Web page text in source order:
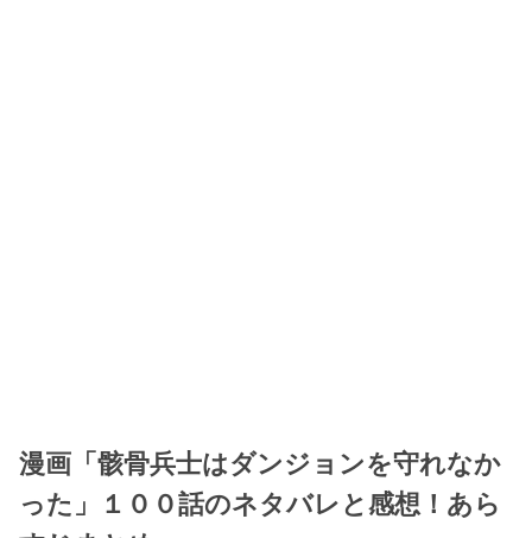
漫画「骸骨兵士はダンジョンを守れなか
った」１００話のネタバレと感想！あら